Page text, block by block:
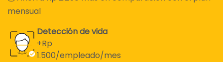
mensual
Detección de vida
+Rp
1.500/empleado/mes